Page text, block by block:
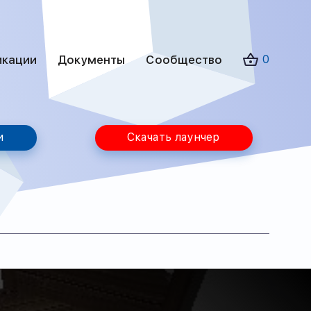
Документы Сообщество 0
Скачать лаунчер